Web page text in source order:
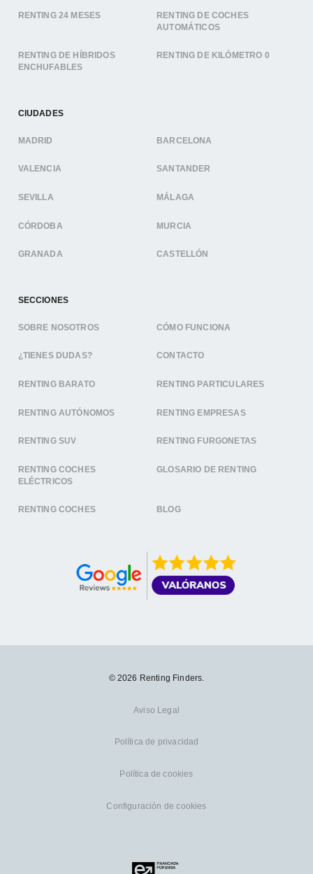
RENTING 24 MESES
RENTING DE COCHES
AUTOMÁTICOS
RENTING DE HÍBRIDOS
ENCHUFABLES
RENTING DE KILÓMETRO 0
CIUDADES
MADRID BARCELONA
VALENCIA SANTANDER
SEVILLA MÁLAGA
CÓRDOBA MURCIA
GRANADA CASTELLÓN
SECCIONES
SOBRE NOSOTROS CÓMO FUNCIONA
¿TIENES DUDAS? CONTACTO
RENTING BARATO RENTING PARTICULARES
RENTING AUTÓNOMOS RENTING EMPRESAS
RENTING SUV RENTING FURGONETAS
RENTING COCHES
ELÉCTRICOS
GLOSARIO DE RENTING
RENTING COCHES BLOG
© 2026 Renting Finders.
Aviso Legal
Política de privacidad
Política de cookies
Configuración de cookies